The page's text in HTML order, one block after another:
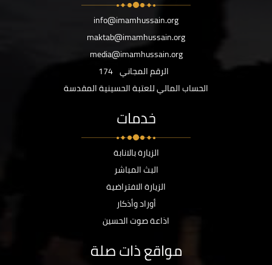
info@imamhussain.org
maktab@imamhussain.org
media@imamhussain.org
الرقم المجاني 174
الحساب المالي للعتبة الحسينية المقدسة
خدمات
الزيارة بالانابة
البث المباشر
الزيارة الافتراضية
أوراد وأذكار
اذاعة صوت الحسين
مواقع ذات صلة